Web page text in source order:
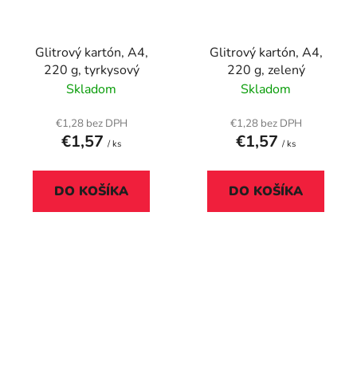
Glitrový kartón, A4,
220 g, tyrkysový
Skladom
€1,28 bez DPH
€1,57 / ks
DO KOŠÍKA
Glitrový kartón, A4,
220 g, zelený
Skladom
€1,28 bez DPH
€1,57 / ks
DO KOŠÍKA